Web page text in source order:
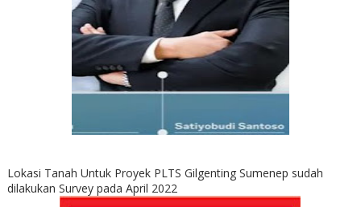
Lokasi Tanah Untuk Proyek PLTS Gilgenting Sumenep sudah
dilakukan Survey pada April 2022